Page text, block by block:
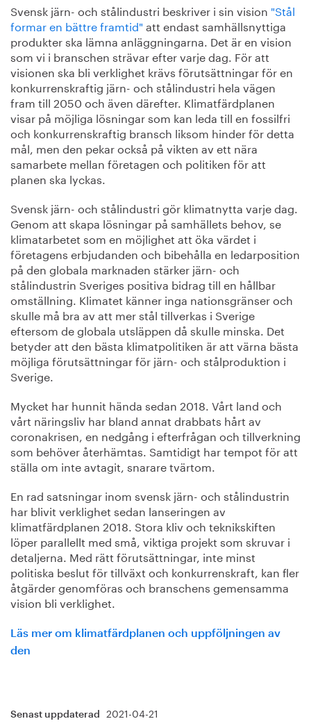
Svensk järn- och stålindustri beskriver i sin vision "Stål
formar en bättre framtid" att endast samhällsnyttiga
produkter ska lämna anläggningarna. Det är en vision
som vi i branschen strävar efter varje dag. För att
visionen ska bli verklighet krävs förutsättningar för en
konkurrenskraftig järn- och stålindustri hela vägen
fram till 2050 och även därefter. Klimatfärdplanen
visar på möjliga lösningar som kan leda till en fossilfri
och konkurrenskraftig bransch liksom hinder för detta
mål, men den pekar också på vikten av ett nära
samarbete mellan företagen och politiken för att
planen ska lyckas.
Svensk järn- och stålindustri gör klimatnytta varje dag.
Genom att skapa lösningar på samhällets behov, se
klimatarbetet som en möjlighet att öka värdet i
företagens erbjudanden och bibehålla en ledarposition
på den globala marknaden stärker järn- och
stålindustrin Sveriges positiva bidrag till en hållbar
omställning. Klimatet känner inga nationsgränser och
skulle må bra av att mer stål tillverkas i Sverige
eftersom de globala utsläppen då skulle minska. Det
betyder att den bästa klimatpolitiken är att värna bästa
möjliga förutsättningar för järn- och stålproduktion i
Sverige.
Mycket har hunnit hända sedan 2018. Vårt land och
vårt näringsliv har bland annat drabbats hårt av
coronakrisen, en nedgång i efterfrågan och tillverkning
som behöver återhämtas. Samtidigt har tempot för att
ställa om inte avtagit, snarare tvärtom.
En rad satsningar inom svensk järn- och stålindustrin
har blivit verklighet sedan lanseringen av
klimatfärdplanen 2018. Stora kliv och teknikskiften
löper parallellt med små, viktiga projekt som skruvar i
detaljerna. Med rätt förutsättningar, inte minst
politiska beslut för tillväxt och konkurrenskraft, kan fler
åtgärder genomföras och branschens gemensamma
vision bli verklighet.
Läs mer om klimatfärdplanen och uppföljningen av
den
Senast uppdaterad 2021-04-21